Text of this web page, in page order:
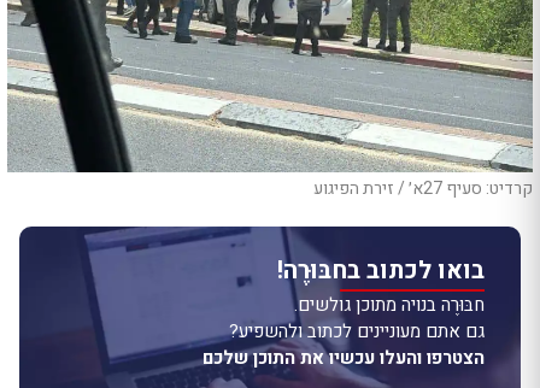
קרדיט: סעיף 27א׳ / זירת הפיגוע
בואו לכתוב בחבּוּרֶה!
חבּוּרֶה בנויה מתוכן גולשים.
גם אתם מעוניינים לכתוב ולהשפיע?
הצטרפו והעלו עכשיו את התוכן שלכם